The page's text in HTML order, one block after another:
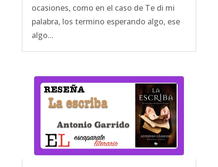
ocasiones, como en el caso de Te di mi
palabra, los termino esperando algo, ese
algo...